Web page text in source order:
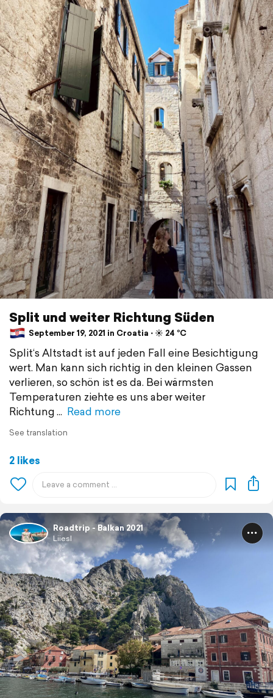
Split und weiter Richtung Süden
September 19, 2021 in Croatia ⋅ ☀️ 24 °C
Split‘s Altstadt ist auf jeden Fall eine Besichtigung
wert. Man kann sich richtig in den kleinen Gassen
verlieren, so schön ist es da. Bei wärmsten
Temperaturen ziehte es uns aber weiter
Richtung
Read more
See translation
2 likes
Roadtrip - Balkan 2021
Liiesl